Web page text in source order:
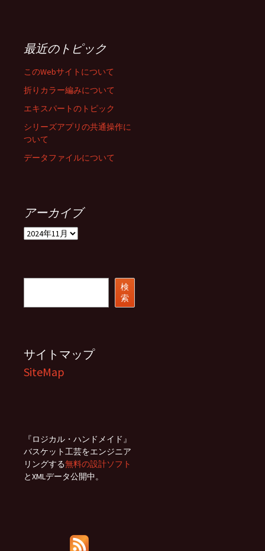
最近のトピック
このWebサイトについて
折りカラー編みについて
エキスパートのトピック
シリーズアプリの共通操作に
ついて
データファイルについて
アーカイブ
ア
ブ
検
索
サイトマップ
SiteMap
『ロジカル・ハンドメイド』
バスケット工芸をエンジニア
リングする無料の設計ソフト
とXMLデータ公開中。